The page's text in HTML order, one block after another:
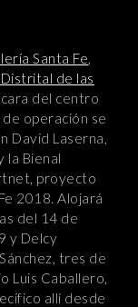
Santa Fe,
de las
del centro
operación se
David Laserna,
la Bienal
proyecto
2018. Alojará
del 14 de
y Delcy
tres de
Luis Caballero,
allí desde